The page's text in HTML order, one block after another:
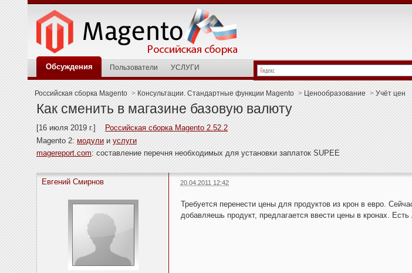
Обсуждения Пользователи УСЛУГИ
Российская сборка Magento > Консультации. Стандартные функции Magento > Ценообразование > Учёт цен
Как сменить в магазине базовую валюту
[16 июля 2019 г.]
Российская сборка Magento 2.52.2
Magento 2: модули и услуги
magereport.com: составление перечня необходимых для установки заплаток SUPEE
Евгений Смирнов 20.04.2011 12:42
Требуется перенести цены для продуктов из крон в евро.
добавляешь продукт, предлагается ввести цены в кронах.